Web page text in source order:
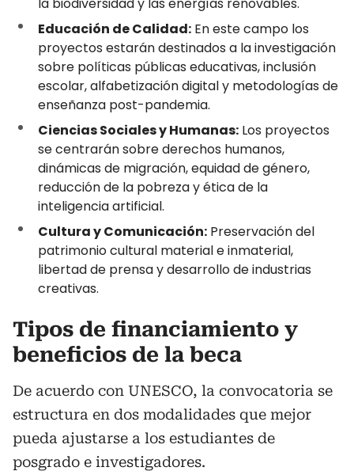
Educación de Calidad: En este campo los
proyectos estarán destinados a la investigación
sobre políticas públicas educativas, inclusión
escolar, alfabetización digital y metodologías de
enseñanza post-pandemia.
Ciencias Sociales y Humanas: Los proyectos
se centrarán sobre derechos humanos,
dinámicas de migración, equidad de género,
reducción de la pobreza y ética de la
inteligencia artificial.
Cultura y Comunicación: Preservación del
patrimonio cultural material e inmaterial,
libertad de prensa y desarrollo de industrias
creativas.
Tipos de financiamiento y
beneficios de la beca
De acuerdo con UNESCO, la convocatoria se
estructura en dos modalidades que mejor
pueda ajustarse a los estudiantes de
posgrado e investigadores.